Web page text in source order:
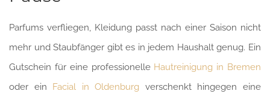
Parfums verfliegen, Kleidung passt nach einer Saison nicht
mehr und Staubfänger gibt es in jedem Haushalt genug. Ein
Gutschein für eine professionelle Hautreinigung in Bremen
oder ein Facial in Oldenburg verschenkt hingegen eine